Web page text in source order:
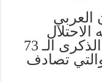
العربي
الإسرائيلي ، وذلك بمناسبة الذكرى الـ 73
تصادف